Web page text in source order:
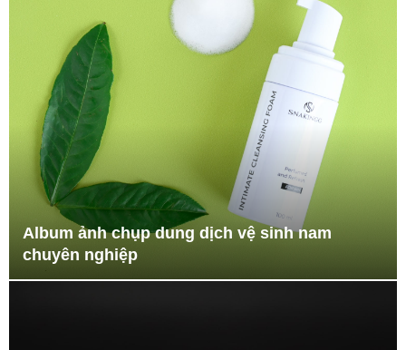
Album ảnh chụp dung dịch vệ sinh nam
chuyên nghiệp